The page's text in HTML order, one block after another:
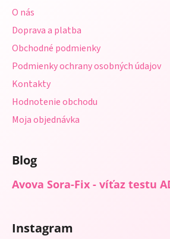
O nás
Doprava a platba
Obchodné podmienky
Podmienky ochrany osobných údajov
Kontakty
Hodnotenie obchodu
Moja objednávka
Blog
Avova Sora-Fix - víťaz testu
Instagram